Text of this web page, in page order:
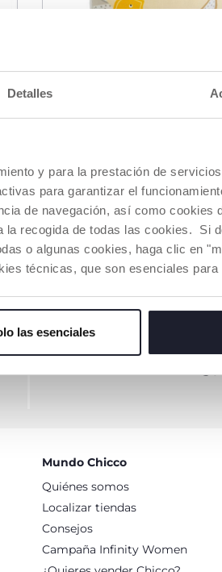
Detalles
y para la prestación de
para garantizar el
de navegación, así como cookies
recogida de todas las cookies. Si
o algunas cookies, haga clic en
técnicas, que son esenciales
las esenciales
€ 16,99
AÑADIR A LA CESTA
Mundo Chicco
Quiénes somos
Localizar tiendas
Consejos
Campaña Infinity Women